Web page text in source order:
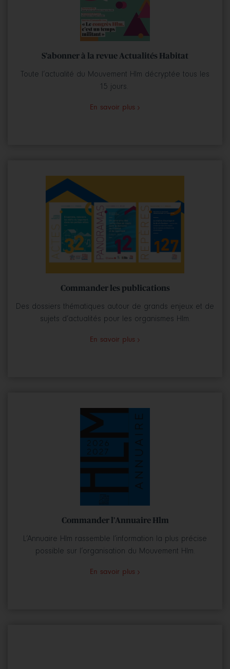
S'abonner à la revue Actualités Habitat
Toute l’actualité du Mouvement Hlm décryptée tous les
15 jours.
En savoir plus
Commander les publications
Des dossiers thématiques autour de grands enjeux et de
sujets d’actualités pour les organismes Hlm.
En savoir plus
Commander l'Annuaire Hlm
L‘Annuaire Hlm rassemble l’information la plus précise
possible sur l’organisation du Mouvement Hlm.
En savoir plus